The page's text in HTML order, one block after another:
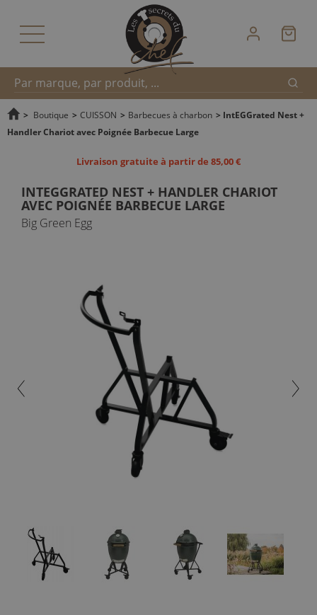
Recherche
> Boutique > CUISSON > Barbecues à charbon > IntEGGrated Nest +
Handler Chariot avec Poignée Barbecue Large
Livraison gratuite à partir de 85,00 €
INTEGGRATED NEST + HANDLER CHARIOT
AVEC POIGNÉE BARBECUE LARGE
Big Green Egg